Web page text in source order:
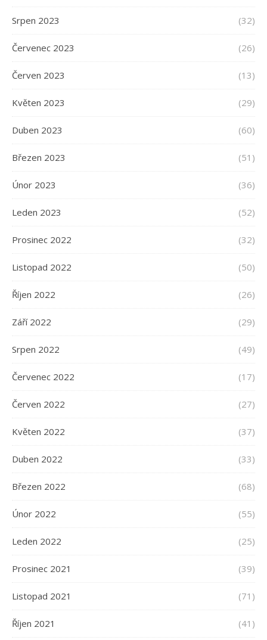
Srpen 2023 (32)
Červenec 2023 (26)
Červen 2023 (13)
Květen 2023 (29)
Duben 2023 (60)
Březen 2023 (51)
Únor 2023 (36)
Leden 2023 (52)
Prosinec 2022 (32)
Listopad 2022 (50)
Říjen 2022 (26)
Září 2022 (29)
Srpen 2022 (49)
Červenec 2022 (17)
Červen 2022 (27)
Květen 2022 (37)
Duben 2022 (33)
Březen 2022 (68)
Únor 2022 (55)
Leden 2022 (25)
Prosinec 2021 (39)
Listopad 2021 (71)
Říjen 2021 (41)